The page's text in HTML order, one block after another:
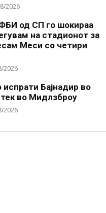
2026
ФБИ од СП го шокираа
на стадионот за
Меси со четири
2026
испрати Бајнадир во
во Мидлзброу
2026